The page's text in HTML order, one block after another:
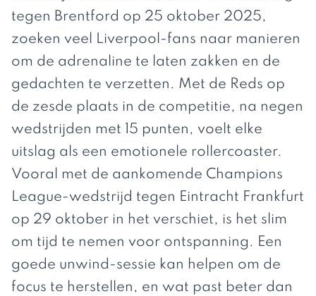
tegen Brentford op 25 oktober 2025,
zoeken veel Liverpool-fans naar manieren
om de adrenaline te laten zakken en de
gedachten te verzetten. Met de Reds op
de zesde plaats in de competitie, na negen
wedstrijden met 15 punten, voelt elke
uitslag als een emotionele rollercoaster.
Vooral met de aankomende Champions
League-wedstrijd tegen Eintracht Frankfurt
op 29 oktober in het verschiet, is het slim
om tijd te nemen voor ontspanning. Een
goede unwind-sessie kan helpen om de
focus te herstellen, en wat past beter dan